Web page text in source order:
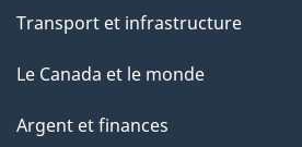
Transport et infrastructure
Le Canada et le monde
Argent et finances